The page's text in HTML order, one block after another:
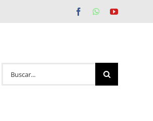
FacebookWhatsAppYouTube
Buscar: